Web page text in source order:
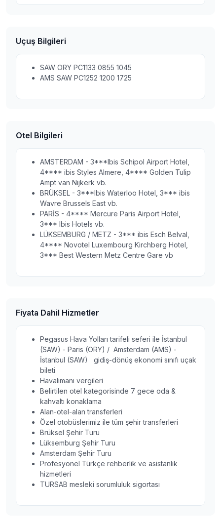
Uçuş Bilgileri
SAW ORY PC1133 0855 1045
AMS SAW PC1252 1200 1725
Otel Bilgileri
AMSTERDAM - 3***Ibis Schipol Airport Hotel,
4**** ibis Styles Almere, 4**** Golden Tulip
Ampt van Nijkerk vb.
BRÜKSEL - 3***Ibis Waterloo Hotel, 3*** ibis
Wavre Brussels East vb.
PARİS - 4**** Mercure Paris Airport Hotel,
3*** Ibis Hotels vb.
LÜKSEMBURG / METZ - 3*** ibis Esch Belval,
4**** Novotel Luxembourg Kirchberg Hotel,
3*** Best Western Metz Centre Gare vb
Fiyata Dahil Hizmetler
Pegasus Hava Yolları tarifeli seferi ile İstanbul
(SAW) - Paris (ORY) / Amsterdam (AMS) -
İstanbul (SAW) gidiş-dönüş ekonomi sınıfı uçak
bileti
Havalimanı vergileri
Belirtilen otel kategorisinde 7 gece oda &
kahvaltı konaklama
Alan-otel-alan transferleri
Özel otobüslerimiz ile tüm şehir transferleri
Brüksel Şehir Turu
Lüksemburg Şehir Turu
Amsterdam Şehir Turu
Profesyonel Türkçe rehberlik ve asistanlık
hizmetleri
TURSAB mesleki sorumluluk sigortası